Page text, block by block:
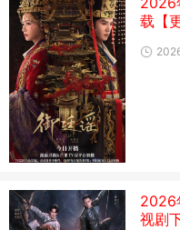
载【
2026
视剧